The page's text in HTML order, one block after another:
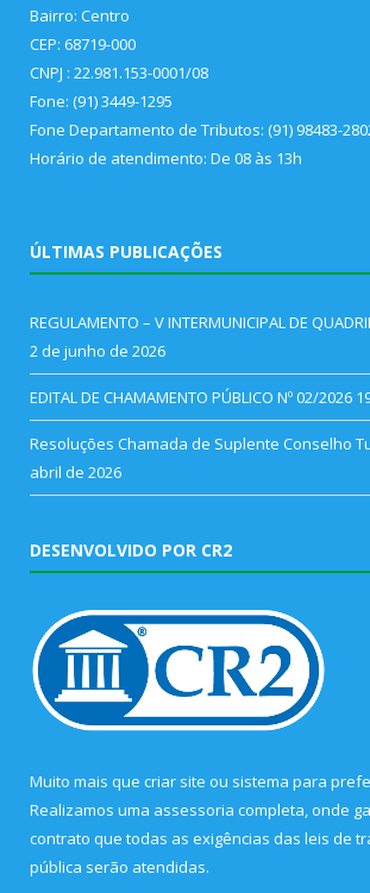
Bairro: Centro
CEP: 68719-000
CNPJ : 22.981.153-0001/08
Fone: (91) 3449-1295
Fone Departamento de Tributos: (91) 98483-
Horário de atendimento: De 08 às 13h
ÚLTIMAS PUBLICAÇÕES
REGULAMENTO – V INTERMUNICIPAL DE
2 de junho de 2026
EDITAL DE CHAMAMENTO PÚBLICO Nº 02/2026
Resoluções Chamada de Suplente Conselho
abril de 2026
DESENVOLVIDO POR CR2
Muito mais que criar site ou sistema para
Realizamos uma assessoria completa, onde
contrato que todas as exigências das leis de
pública serão atendidas.